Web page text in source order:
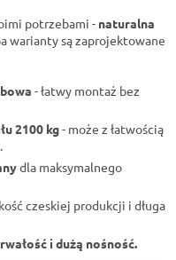
potrzebami - naturalna
warianty są zaprojektowane
- łatwy montaż bez
2100 kg- może z łatwością
dla maksymalnego
czeskiej produkcji i długa
i dużą nośność.